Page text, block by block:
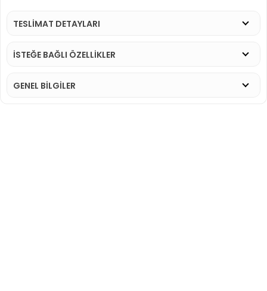
TESLİMAT DETAYLARI
İSTEĞE BAĞLI ÖZELLİKLER
GENEL BİLGİLER